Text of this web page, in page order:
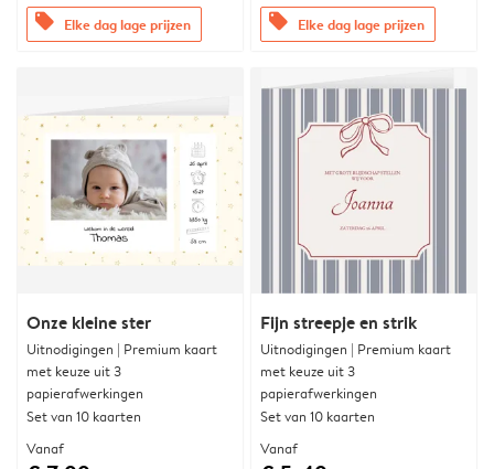
offers Elke dag lage prijzen offers Elke dag lage prijzen
Onze kleine ster
Uitnodigingen | Premium kaart
met keuze uit 3
papierafwerkingen
Set van 10 kaarten
Vanaf
Fijn streepje en strik
Uitnodigingen | Premium kaart
met keuze uit 3
papierafwerkingen
Set van 10 kaarten
Vanaf